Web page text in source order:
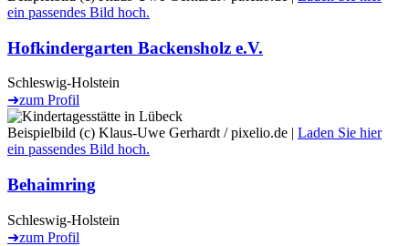
ein passendes Bild hoch.
Hofkindergarten Backensholz e.V.
Schleswig-Holstein
➜zum Profil
Beispielbild (c) Klaus-Uwe Gerhardt / pixelio.de | Laden Sie hier
ein passendes Bild hoch.
Behaimring
Schleswig-Holstein
➜zum Profil